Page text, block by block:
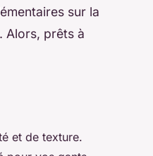
sur la
. Alors, prêts à
et de texture.